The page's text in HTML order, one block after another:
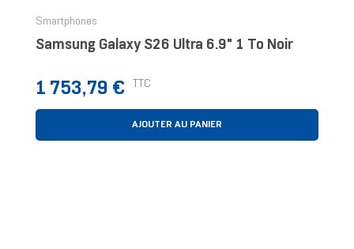
Smartphones
Samsung Galaxy S26 Ultra 6.9" 1 To Noir
Prix
1 753,79 € TTC
AJOUTER AU PANIER